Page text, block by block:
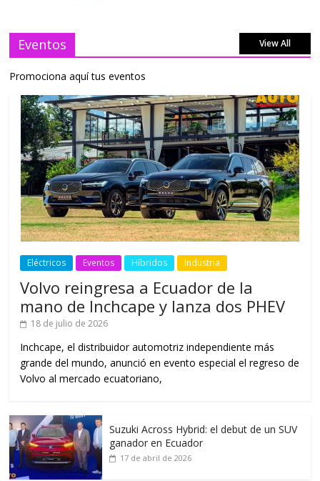
Eventos View All
Promociona aquí tus eventos
Eléctricos Eventos Híbridos Industria
Volvo reingresa a Ecuador de la
mano de Inchcape y lanza dos PHEV
18 de julio de 2026
Inchcape, el distribuidor automotriz independiente más
grande del mundo, anunció en evento especial el regreso de
Volvo al mercado ecuatoriano,
Suzuki Across Hybrid: el debut de un SUV
ganador en Ecuador
17 de abril de 2026